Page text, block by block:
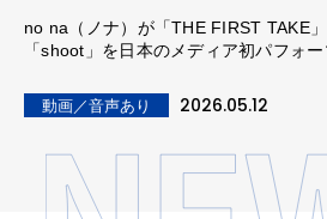
no na（ノナ）が「THE FIRST TAKE
「shoot」を日本のメディア初パフォー
動画／音声あり 2026.05.12